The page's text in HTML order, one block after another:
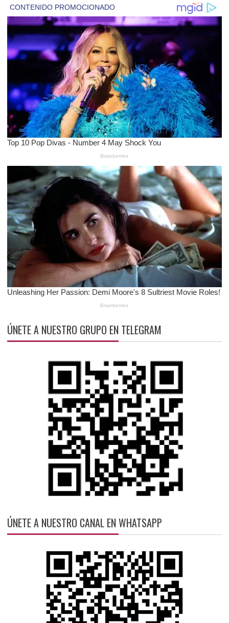
ÚNETE A NUESTRO GRUPO EN TELEGRAM
ÚNETE A NUESTRO CANAL EN WHATSAPP